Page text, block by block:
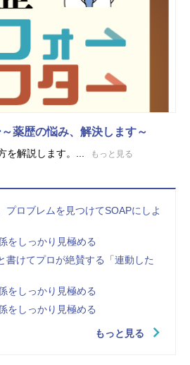
薬歴の悩み、解決します～
を解説します。... もっと見る
プロブレムを見つけてSOAPにしよ
をしっかり見極める
書けてプロが絶賛する「連動した
をしっかり見極める
をしっかり見極める
もっと見る